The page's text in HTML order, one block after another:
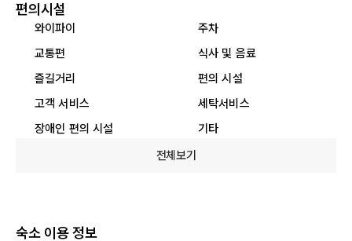
편의시설
와이파이
주차
교통편
식사 및 음료
즐길거리
편의 시설
고객 서비스
세탁서비스
장애인 편의 시설
기타
전체보기
숙소 이용 정보